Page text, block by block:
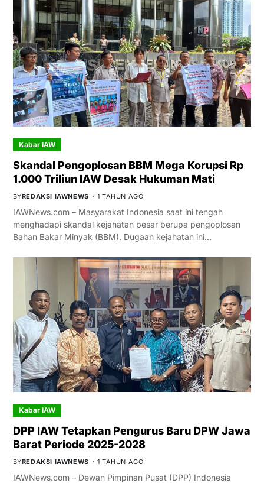
Kabar IAW
Skandal Pengoplosan BBM Mega Korupsi Rp
1.000 Triliun IAW Desak Hukuman Mati
BYREDAKSI IAWNEWS 1 TAHUN AGO
IAWNews.com – Masyarakat Indonesia saat ini tengah
menghadapi skandal kejahatan besar berupa pengoplosan
Bahan Bakar Minyak (BBM). Dugaan kejahatan ini…
Kabar IAW
DPP IAW Tetapkan Pengurus Baru DPW Jawa
Barat Periode 2025-2028
BYREDAKSI IAWNEWS 1 TAHUN AGO
IAWNews.com – Dewan Pimpinan Pusat (DPP) Indonesia